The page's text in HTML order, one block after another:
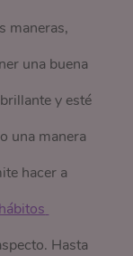
maneras,
una buena
y esté
una manera
hacer a
hábitos
Hasta